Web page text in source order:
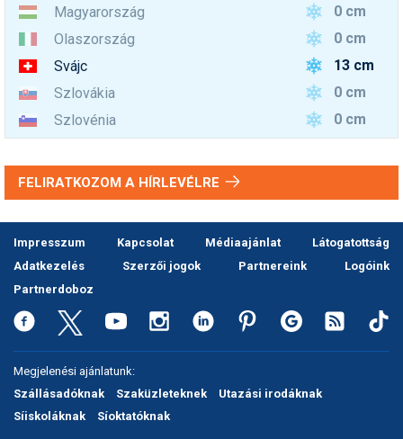
Magyarország
0 cm
Olaszország
0 cm
Svájc
13 cm
Szlovákia
0 cm
Szlovénia
0 cm
FELIRATKOZOM A HÍRLEVÉLRE
Impresszum Kapcsolat Médiaajánlat
Látogatottság
Adatkezelés
Szerzői jogok Partnereink
Logóink
Partnerdoboz
Megjelenési ajánlatunk:
Szállásadóknak
Szaküzleteknek
Utazási irodáknak
Síiskoláknak
Síoktatóknak